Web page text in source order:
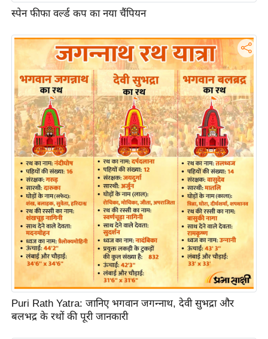
क्षा
र्म
ति
ष
प्र
भु
म
हि
मा
ल
त्यो
हा
स्पेन फीफा वर्ल्ड कप का नया चैंपियन
Puri Rath Yatra: जानिए भगवान जगन्नाथ, देवी सुभद्रा और
बलभद्र के रथों की पूरी जानकारी